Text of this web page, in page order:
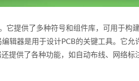
它提供了多种符号和组件库，可用于构
辑器是用于设计PCB的关键工具。它允
提供了各种功能，如自动布线、网络标